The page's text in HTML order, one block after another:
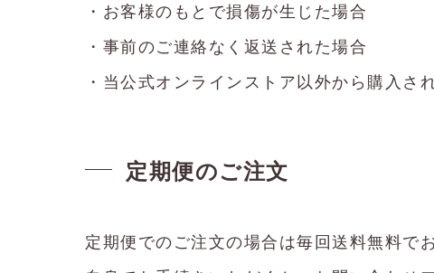
・お客様のもとで損傷が生じた場合
・事前のご連絡なく返送された場合
・当公式オンラインストア以外から購入さ
定期便のご注文
定期便でのご注文の場合は毎回送料無料で